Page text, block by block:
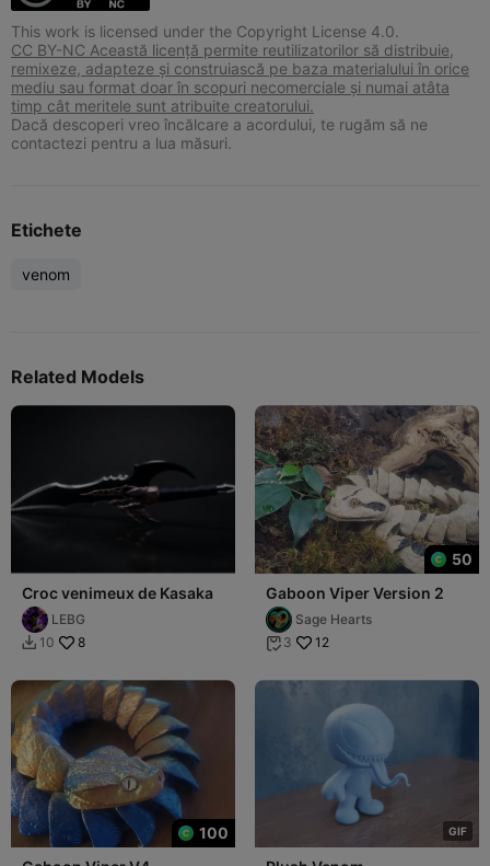
This work is licensed under the Copyright License 4.0.
CC BY-NC Această licență permite reutilizatorilor să distribuie,
remixeze, adapteze și construiască pe baza materialului în orice
mediu sau format doar în scopuri necomerciale și numai atâta
timp cât meritele sunt atribuite creatorului.
Dacă descoperi vreo încălcare a acordului, te rugăm să ne
contactezi pentru a lua măsuri.
Etichete
venom
Related Models
Croc venimeux de Kasaka
LEBG
 10 8
50
Gaboon Viper Version 2
Sage Hearts
 3 12
100
GIF